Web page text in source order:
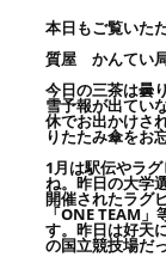
本日もご覧いた
質屋 かんてい
今日の三茶は曇
雪予報が出てい
休でお出かけさ
りたたみ傘をお
1月は駅伝やラ
ね。昨日の大学
開催されたラグ
「ONE TEAM」
す。昨日は好天
の国立競技場だ